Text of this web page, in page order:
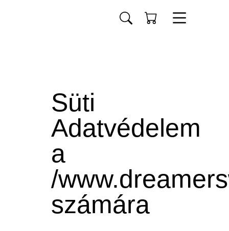
Süti
Adatvédelem
a
/
számára